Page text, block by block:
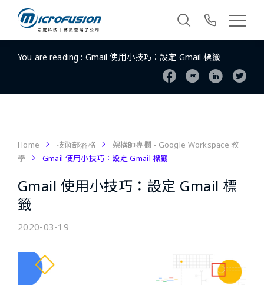
You are reading : Gmail 使用小技巧：設定 Gmail 標籤
Home 技術部落格
架構師專欄 - Google Workspace 教
學
Gmail 使用小技巧：設定 Gmail 標籤
Gmail 使用小技巧：設定 Gmail 標
籤
2020-03-19